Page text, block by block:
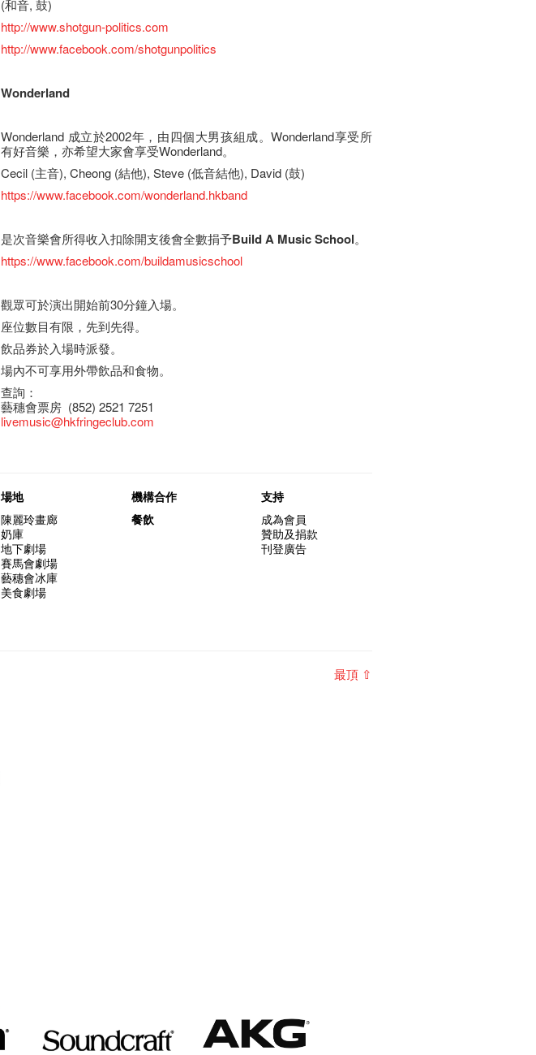
(和音, 鼓)
http://www.shotgun-politics.com
http://www.facebook.com/shotgunpolitics
Wonderland
Wonderland 成立於2002年，由四個大男孩組成。Wonderland享受所
有好音樂，亦希望大家會享受Wonderland。
Cecil (主音), Cheong (結他), Steve (低音結他), David (鼓)
https://www.facebook.com/wonderland.hkband
是次音樂會所得收入扣除開支後會全數捐予BuildA MusicSchool。
https://www.facebook.com/buildamusicschool
觀眾可於演出開始前30分鐘入場。
座​位​數目​有​限​，先到先得。
飲品券於入場時派發。
場內不可享用外帶飲品和食物。
查詢：
藝穗會票房 (852) 2521 7251
livemusic@hkfringeclub.com
場地
陳麗玲畫廊
奶庫
地下劇場
賽馬會劇場
藝穗會冰庫
美食劇場
機構合作
餐飲
支持
成為會員
贊助及捐款
刊登廣告
最頂 ⇧